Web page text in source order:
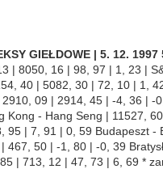
GIEŁDOWE | 5. 12. 1997
| 8050, 16 | 98, 97 | 1, 23 |
40 | 5082, 30 | 72, 10 | 1,
09 | 2914, 45 | -4, 36 | -
Kong - Hang Seng | 11527,
95 | 7, 91 | 0, 59 Budapeszt -
467, 50 | -1, 80 | -0, 39
| 713, 12 | 47, 73 | 6, 69 *